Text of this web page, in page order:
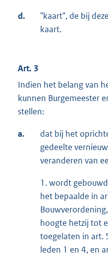
d.
"kaart", de bij
kaart.
Art. 3
Indien het belang van
kunnen Burgemeester
stellen:
a.
dat bij het
gedeelte
veranderen van
1. wordt
het bepaalde in
hoogte hetzij tot
toegelaten in art.
leden 1 en 4, en